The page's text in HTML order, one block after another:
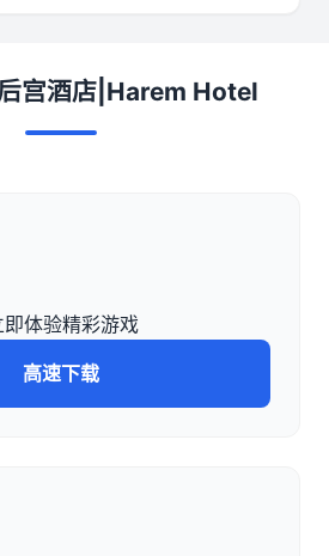
宫酒店|Harem Hotel
体验精彩游戏
高速下载